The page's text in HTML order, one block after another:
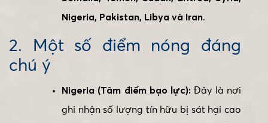
Nigeria, Pakistan, Libya và Iran.
2. Một số điểm nóng đáng
chú ý
Nigeria (Tâm điểm bạo lực): Đây là nơi
ghi nhận số lượng tín hữu bị sát hại cao